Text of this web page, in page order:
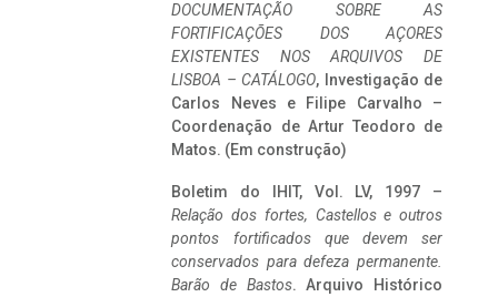
DOCUMENTAÇÃO SOBRE AS
FORTIFICAÇÕES DOS AÇORES
EXISTENTES NOS ARQUIVOS DE
LISBOA – CATÁLOGO, Investigação de
Carlos Neves e Filipe Carvalho –
Coordenação de Artur Teodoro de
Matos. (Em construção)
Boletim do IHIT, Vol. LV, 1997 –
Relação dos fortes, Castellos e outros
pontos fortificados que devem ser
conservados para defeza permanente.
Barão de Bastos. Arquivo Histórico